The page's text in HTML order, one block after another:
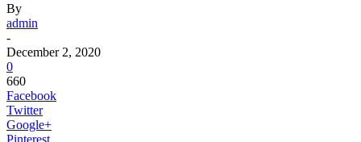
By
admin
-
December 2, 2020
0
660
Facebook
Twitter
Google+
Pinterest